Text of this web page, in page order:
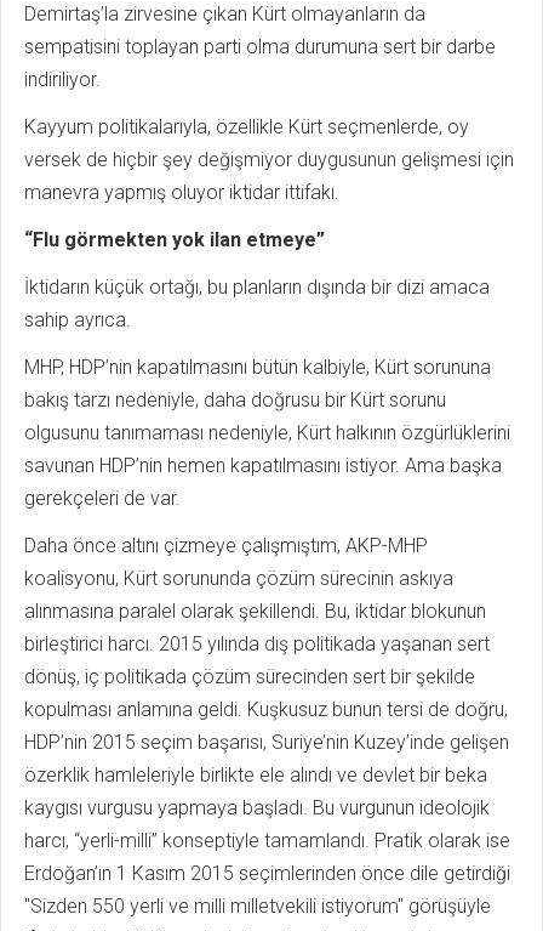
Demirtaş’la zirvesine çıkan Kürt olmayanların da
sempatisini toplayan parti olma durumuna sert bir darbe
indiriliyor.
Kayyum politikalarıyla, özellikle Kürt seçmenlerde, oy
versek de hiçbir şey değişmiyor duygusunun gelişmesi için
manevra yapmış oluyor iktidar ittifakı.
“Flu görmekten yok ilan etmeye”
İktidarın küçük ortağı, bu planların dışında bir dizi amaca
sahip ayrıca.
MHP, HDP’nin kapatılmasını bütün kalbiyle, Kürt sorununa
bakış tarzı nedeniyle, daha doğrusu bir Kürt sorunu
olgusunu tanımaması nedeniyle, Kürt halkının özgürlüklerini
savunan HDP’nin hemen kapatılmasını istiyor. Ama başka
gerekçeleri de var.
Daha önce altını çizmeye çalışmıştım, AKP-MHP
koalisyonu, Kürt sorununda çözüm sürecinin askıya
alınmasına paralel olarak şekillendi. Bu, iktidar blokunun
birleştirici harcı. 2015 yılında dış politikada yaşanan sert
dönüş, iç politikada çözüm sürecinden sert bir şekilde
kopulması anlamına geldi. Kuşkusuz bunun tersi de doğru,
HDP’nin 2015 seçim başarısı, Suriye’nin Kuzey’inde gelişen
özerklik hamleleriyle birlikte ele alındı ve devlet bir beka
kaygısı vurgusu yapmaya başladı. Bu vurgunun ideolojik
harcı, “yerli-milli” konseptiyle tamamlandı. Pratik olarak ise
Erdoğan’ın 1 Kasım 2015 seçimlerinden önce dile getirdiği
"Sizden 550 yerli ve milli milletvekili istiyorum" görüşüyle